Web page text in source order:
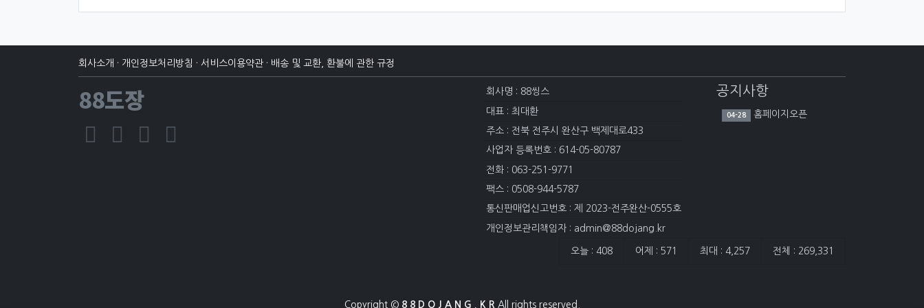
회사소개 · 개인정보처리방침 · 서비스이용약관 · 배송 및 교환, 환불에 관한 규정
88도장 회사명 : 88씽스
대표 : 최대환
주소 : 전북 전주시 완산구 백제대로433
사업자 등록번호 : 614-05-80787
전화 : 063-251-9771
팩스 : 0508-944-5787
통신판매업신고번호 : 제 2023-전주완산-0555호
개인정보관리책임자 : admin@88dojang.kr
공지사항
04-28 홈페이지오픈
접속자집계
오늘 : 408 어제 : 571 최대 : 4,257 전체 : 269,331
Copyright © 8 8 D O J A N G . K R All rights reserved.